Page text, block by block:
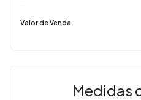
Valor de Venda
Medidas